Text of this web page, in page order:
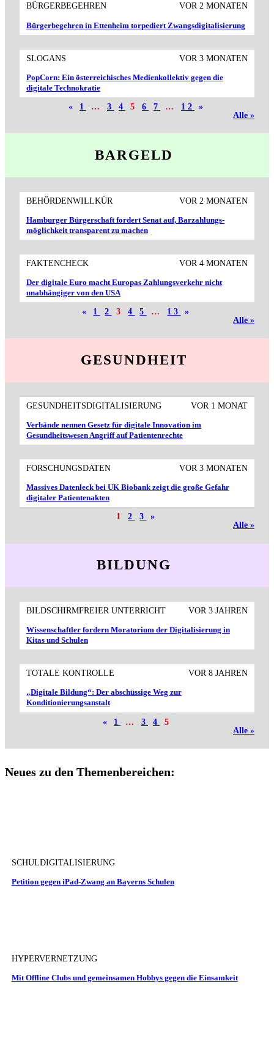
BÜRGERBEGEHREN VOR 2 MONATEN
Bürgerbegehren in Ettenheim torpediert Zwangs­digitalisierung
SLOGANS VOR 3 MONATEN
PopCorn: Ein öster­reich­isches Medien­kollektiv gegen die
digitale Techno­kratie
« 1 … 3 4 5 6 7 … 12
»
Alle »
BARGELD
BEHÖRDENWILLKÜR VOR 2 MONATEN
Hamburger Bürger­schaft fordert Senat auf, Barzahlungs­
möglichkeit trans­parent zu machen
FAKTENCHECK VOR 4 MONATEN
Der digitale Euro macht Europas Zahlungs­verkehr nicht
unabhängiger von den USA
« 1 2 3 4 5 … 13
»
Alle »
GESUNDHEIT
GESUNDHEITSDIGITALISIERUNG VOR 1 MONAT
Verbände nennen Gesetz für digitale Innovation im
Gesundheitswesen Angriff auf Patientenrechte
FORSCHUNGSDATEN VOR 3 MONATEN
Massives Datenleck bei UK Biobank zeigt die große Gefahr
digitaler Patientenakten
1 2 3
»
Alle »
BILDUNG
BILDSCHIRMFREIER UNTERRICHT VOR 3 JAHREN
Wissenschaftler fordern Moratorium der Digitalisierung in
Kitas und Schulen
TOTALE KONTROLLE VOR 8 JAHREN
„Digitale Bildung“: Der abschüssige Weg zur
Konditionierungsanstalt
« 1 … 3 4
5
Alle »
Neues zu den Themenbereichen:
SCHULDIGITALISIERUNG
Petition gegen iPad-Zwang an Bayerns Schulen
HYPERVERNETZUNG
Mit Offline Clubs und gemeinsamen Hobbys gegen die Einsamkeit